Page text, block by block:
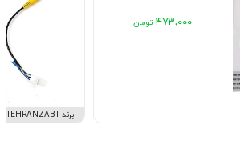
۴۷۳٬۰۰۰
برند TEHRANZABT